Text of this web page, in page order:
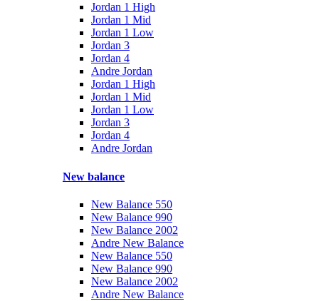
Jordan 1 High
Jordan 1 Mid
Jordan 1 Low
Jordan 3
Jordan 4
Andre Jordan
Jordan 1 High
Jordan 1 Mid
Jordan 1 Low
Jordan 3
Jordan 4
Andre Jordan
New balance
New Balance 550
New Balance 990
New Balance 2002
Andre New Balance
New Balance 550
New Balance 990
New Balance 2002
Andre New Balance